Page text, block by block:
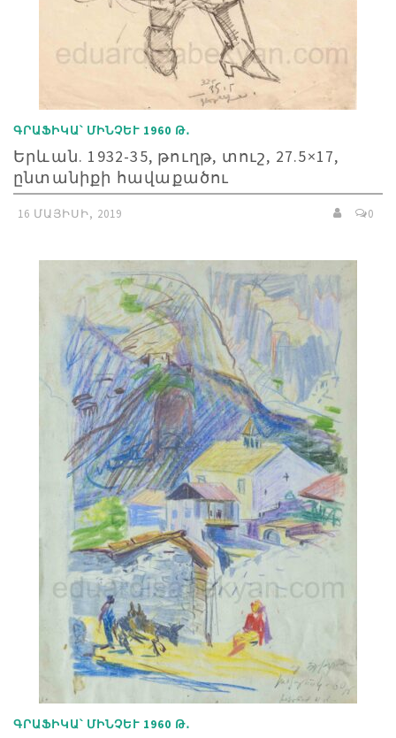
ԳՐԱՖԻԿԱ՝ ՄԻՆՉԵՒ 1960 Թ․
Երևան. 1932-35, թուղթ, տուշ, 27.5×17,
ընտանիքի հավաքածու
16 ՄԱՅԻՍԻ, 2019 0
ԳՐԱՖԻԿԱ՝ ՄԻՆՉԵՒ 1960 Թ․